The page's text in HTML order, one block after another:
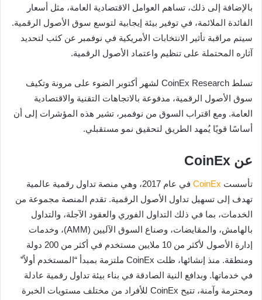
بالإضافة إلى ذلك، تساهم العوامل الاقتصادية العامة، مثل أسعار
الفائدة الملائمة، في توفير بيئة إيجابية لتوسع سوق الأصول الرقمية.
سيتم مراقبة تأثير الانتخابات الأمريكية في نوفمبر عن كثب لتحديد
آثاره المحتملة على تنظيم واعتماد الأصول الرقمية.
تسلط CoinEx Research لشهر أكتوبر الضوء على مرونة وتكيف
سوق الأصول الرقمية، مدفوعة بالاتجاهات التقنية والاقتصادية
العامة. ومع اقتراب السوق من نوفمبر، تشير هذه المؤشرات إلى أن
أساسًا قويًا يُمهد الطريق لتحقيق نمو مستقبلي.
عن CoinEx
تأسست CoinEx
في عام 2017، وهي منصة تداول رقمية عالمية
تهدف إلى تسهيل تداول الأصول الرقمية. تقدم المنصة مجموعة من
الخدمات، بما في ذلك التداول الفوري والعقود الآجلة، والتداول
بالهامش، والمقايضات، وصناع السوق الآليين (AMM)، وخدمات
إدارة الأصول لأكثر من 10 ملايين مستخدم في أكثر من 200 دولة
ومنطقة. منذ إنشائها، ظلت CoinEx ملتزمة بمبدأ “المستخدم أولاً”
في خدماتها. وبدافع النية الصادقة في بناء بيئة تداول رقمية عادلة
ومحترمة وآمنة، تتيح CoinEx للأفراد من مختلف مستويات الخبرة